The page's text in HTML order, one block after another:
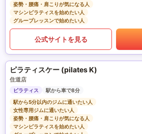
姿勢・腰痛・肩こりが気になる人
マシンピラティスを始めたい人
グループレッスンで始めたい人
公式サイトを見る
ピラティスケー (pilates K)
住道店
ピラティス
駅から車で8分
駅から5分以内のジムに通いたい人
女性専用ジムに通いたい人
姿勢・腰痛・肩こりが気になる人
マシンピラティスを始めたい人